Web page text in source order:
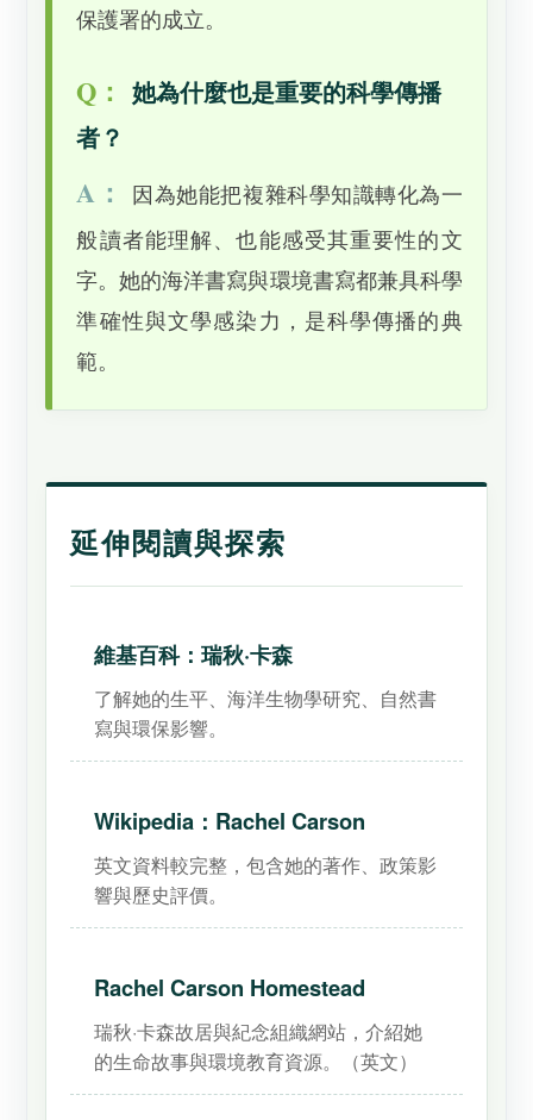
保護署的成立。
Q：
她為什麼也是重要的科學傳播
者？
A：
因為她能把複雜科學知識轉化為一
般讀者能理解、也能感受其重要性的文
字。她的海洋書寫與環境書寫都兼具科學
準確性與文學感染力，是科學傳播的典
範。
延伸閱讀與探索
維基百科：瑞秋·卡森
了解她的生平、海洋生物學研究、自然書
寫與環保影響。
Wikipedia：Rachel Carson
英文資料較完整，包含她的著作、政策影
響與歷史評價。
Rachel Carson Homestead
瑞秋·卡森故居與紀念組織網站，介紹她
的生命故事與環境教育資源。（英文）